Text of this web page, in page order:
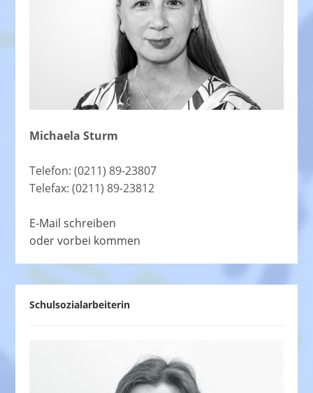
Michaela Sturm
Telefon: (0211) 89-23807
Telefax: (0211) 89-23812
E-Mail schreiben
oder vorbei kommen
Schulsozialarbeiterin